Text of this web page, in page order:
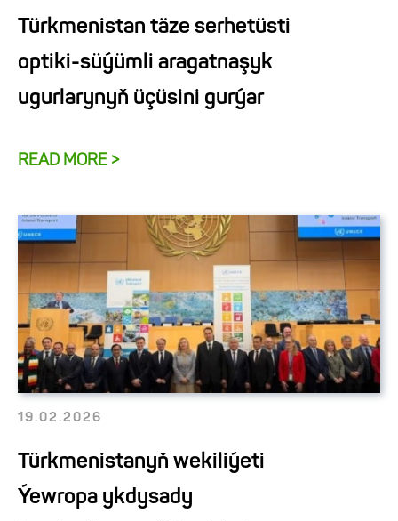
Türkmenistan täze serhetüsti
optiki-süýümli aragatnaşyk
ugurlarynyň üçüsini gurýar
READ MORE >
19.02.2026
Türkmenistanyň wekiliýeti
Ýewropa ykdysady